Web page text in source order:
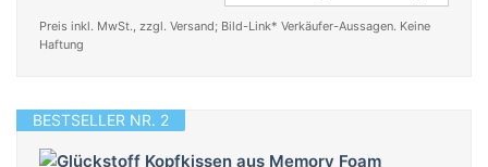
Preis inkl. MwSt., zzgl. Versand; Bild-Link* Verkäufer-Aussagen. Keine
Haftung
BESTSELLER NR. 2